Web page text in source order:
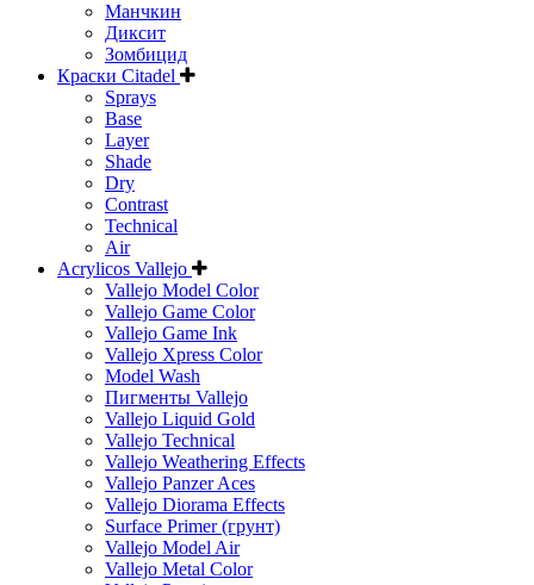
Манчкин
Диксит
Зомбицид
Краски Citadel
Sprays
Base
Layer
Shade
Dry
Contrast
Technical
Air
Acrylicos Vallejo
Vallejo Model Color
Vallejo Game Color
Vallejo Game Ink
Vallejo Xpress Color
Model Wash
Пигменты Vallejo
Vallejo Liquid Gold
Vallejo Technical
Vallejo Weathering Effects
Vallejo Panzer Aces
Vallejo Diorama Effects
Surface Primer (грунт)
Vallejo Model Air
Vallejo Metal Color